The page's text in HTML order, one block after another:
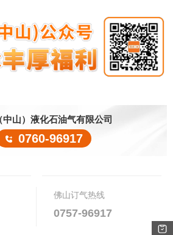
中山）液化石油气有限公司
0760-96917
佛山订气热线
0757-96917